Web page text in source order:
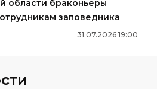
области браконьеры
заповедника
31.07.2026 19:00